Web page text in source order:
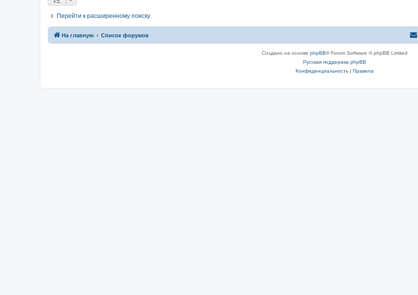
Перейти к расширенному поиску
На главную Список форумов
Создано на основе phpBB® Forum Software © phpBB Limited
Русская поддержка phpBB
Конфиденциальность| Правила